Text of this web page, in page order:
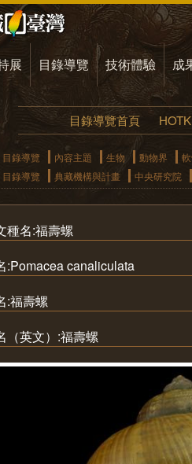
展 目錄導覽 技術體驗 成
目錄導覽首頁
目錄導覽 內容主題 生物 動物界
目錄導覽 典藏機構與計畫 中央研究院
種名:福壽螺
:Pomacea canaliculata
:福壽螺
（英文）:福壽螺